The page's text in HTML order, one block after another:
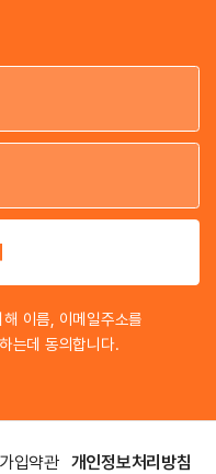
이
이
이름, 이메일주소를
는데 동의합니다.
가입약관 개인정보처리방침